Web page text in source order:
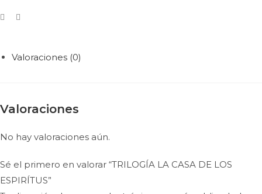
Valoraciones (0)
Valoraciones
No hay valoraciones aún.
Sé el primero en valorar “TRILOGÍA LA CASA DE LOS
ESPIRÍTUS”